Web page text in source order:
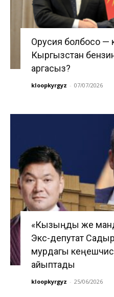
Орусия болбосо —
Кыргызстан
аргасыз?
kloopkyrgyz - 07/07/2026
«Кызыңды же
Экс-депутат
мурдагы
айыптады
kloopkyrgyz - 25/06/2026